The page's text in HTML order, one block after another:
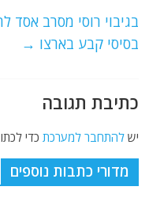
p
בגיבוי רוסי מסרב
בסיסי קבע בארצו →
כתיבת תגובה
ישלהתחבר למערכת כדי
מדורי כתבות נוספים